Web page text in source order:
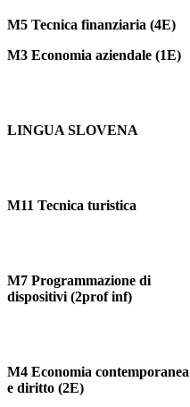
M5 Tecnica finanziaria (4E)
M3 Economia aziendale (1E)
LINGUA SLOVENA
M11 Tecnica turistica
M7 Programmazione di
dispositivi (2prof inf)
M4 Economia contemporanea
e diritto (2E)